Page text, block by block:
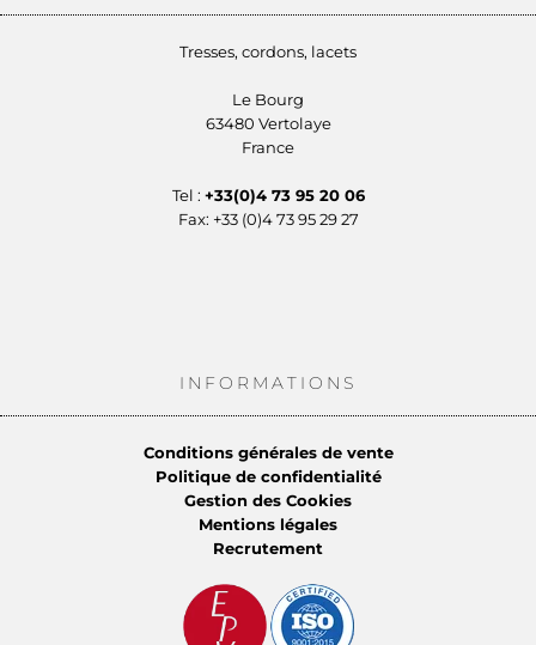
Tresses, cordons, lacets
Le Bourg
63480 Vertolaye
France
Tel : +33(0)4 73 95 20 06
Fax: +33 (0)4 73 95 29 27
INFORMATIONS
Conditions générales de vente
Politique de confidentialité
Gestion des Cookies
Mentions légales
Recrutement